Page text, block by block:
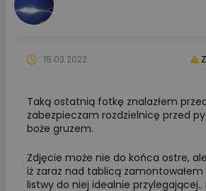
15.03.2022
Taką ostatnią fotkę znalazłem
zabezpieczam rozdzielnicę przed
boże gruzem.
Zdjęcie może nie do końca ostre,
iż zaraz nad tablicą zamontowałem
listwy do niej idealnie przylegającej..